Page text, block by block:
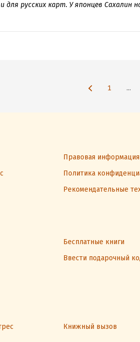
для русских карт. У японцев
1 ...
Правовая информация
Политика
Рекомендательные
Бесплатные книги
Ввести подарочный
Книжный вызов